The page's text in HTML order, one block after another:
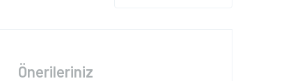
Önerileriniz